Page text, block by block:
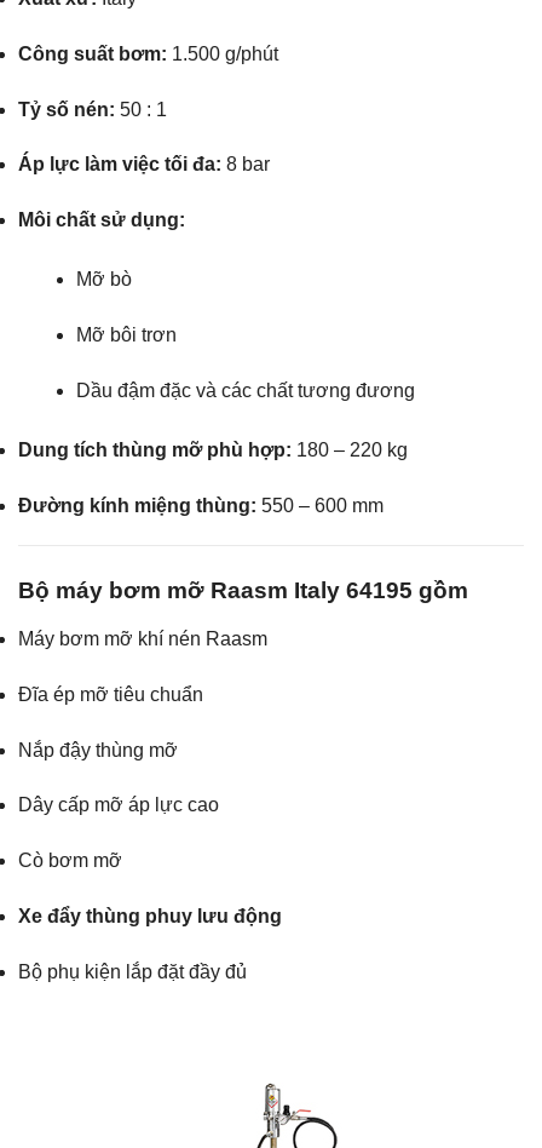
Công suất bơm: 1.500 g/phút
Tỷ số nén: 50 : 1
Áp lực làm việc tối đa: 8 bar
Môi chất sử dụng:
Mỡ bò
Mỡ bôi trơn
Dầu đậm đặc và các chất tương đương
Dung tích thùng mỡ phù hợp: 180 – 220 kg
Đường kính miệng thùng: 550 – 600 mm
Bộ máy bơm mỡ Raasm Italy 64195 gồm
Máy bơm mỡ khí nén Raasm
Đĩa ép mỡ tiêu chuẩn
Nắp đậy thùng mỡ
Dây cấp mỡ áp lực cao
Cò bơm mỡ
Xe đẩy thùng phuy lưu động
Bộ phụ kiện lắp đặt đầy đủ